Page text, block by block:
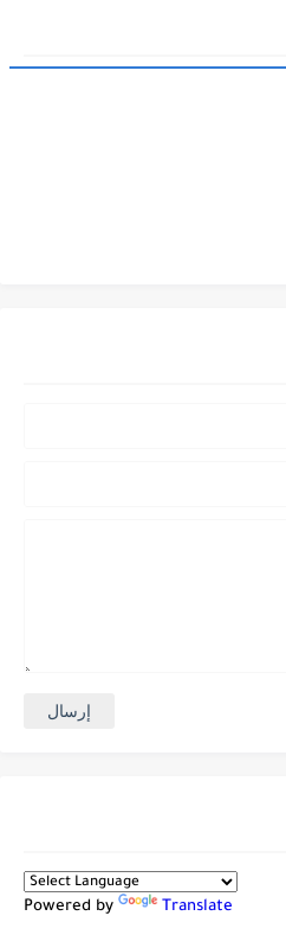
Powered by Translate